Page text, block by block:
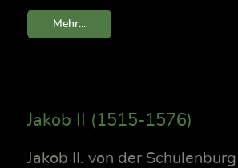
Mehr...
Jakob II (1515-1576)
Jakob II. von der Schulenburg